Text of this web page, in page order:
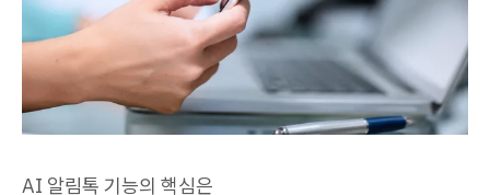
AI 알림톡 기능의 핵심은